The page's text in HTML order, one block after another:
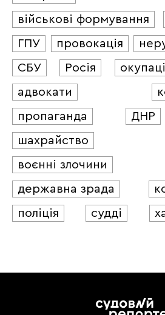
військові формування
ГПУ
провокація
СБУ
Росія
адвокати
пропаганда
ДНР
шахрайство
воєнні злочини
державна зрада
поліція
судді